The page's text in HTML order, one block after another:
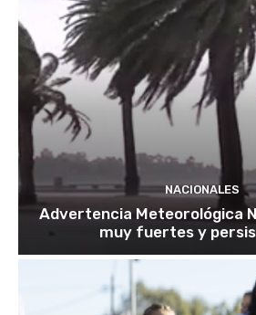
NACIONALES
Advertencia Meteorológica
muy fuertes y